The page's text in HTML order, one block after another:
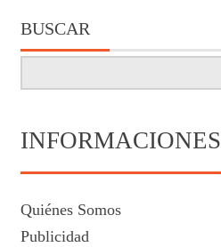
BUSCAR
INFORMACIONES
Quiénes Somos
Publicidad